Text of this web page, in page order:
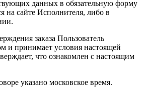
данных в обязательную форму
на сайте Исполнителя, либо в
заказа Пользователь
и принимает условия настоящей
что ознакомлен с настоящим
указано московское время.